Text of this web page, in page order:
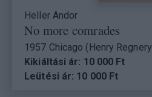
Heller Andor
No more comrades
1957 Chicago (Henry
Kikiáltási ár: 10 000 Ft
Leütési ár: 10 000 Ft